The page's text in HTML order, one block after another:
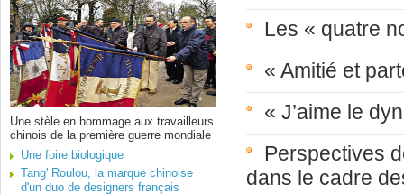
Une stèle en hommage aux travailleurs
chinois de la première guerre mondiale
Une foire biologique
Tang' Roulou, la marque chinoise
d'un duo de designers français
Les « quatre
« Amitié et
« J’aime le
Perspectives
dans le cadre